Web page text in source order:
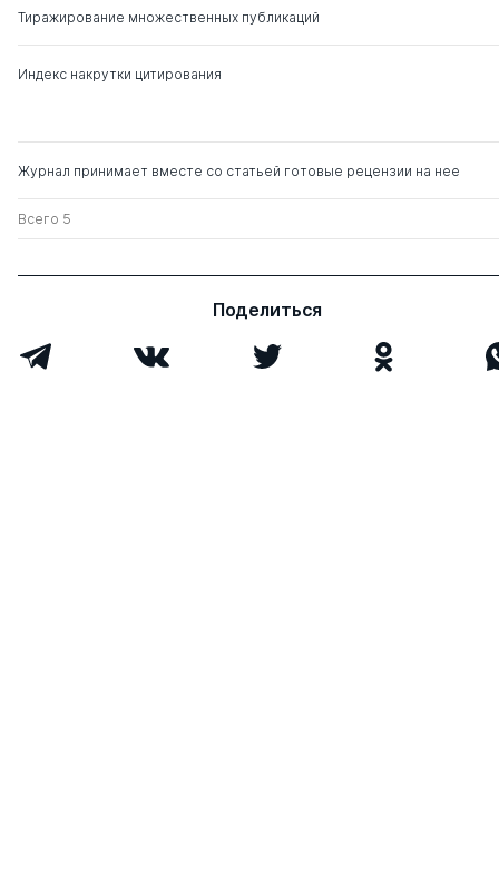
Григорьевич
Бабушкин Вадим
д. с.-х.н. 0 2
Тиражирование множественных публикаций
Индекс накрутки цитирования
Журнал принимает вместе со статьей готовые рецензии на нее
Всего 5
Поделиться